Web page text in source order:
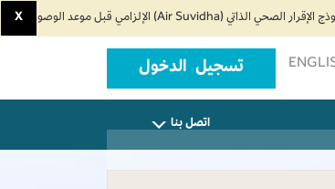
X
تسجيل الدخول
اتصل بنا